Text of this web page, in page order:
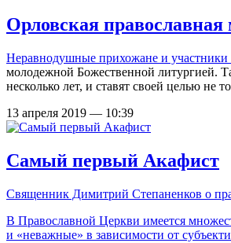
Орловская православная
Неравнодушные прихожане и участники
молодежной Божественной литургией.
несколько лет, и ставят своей целью не
13 апреля 2019 — 10:39
Самый первый Акафист
Священник Димитрий Степаненков о
В Православной Церкви имеется
и «неважные» в зависимости от